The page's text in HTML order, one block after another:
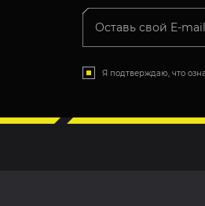
Я подтверждаю, что